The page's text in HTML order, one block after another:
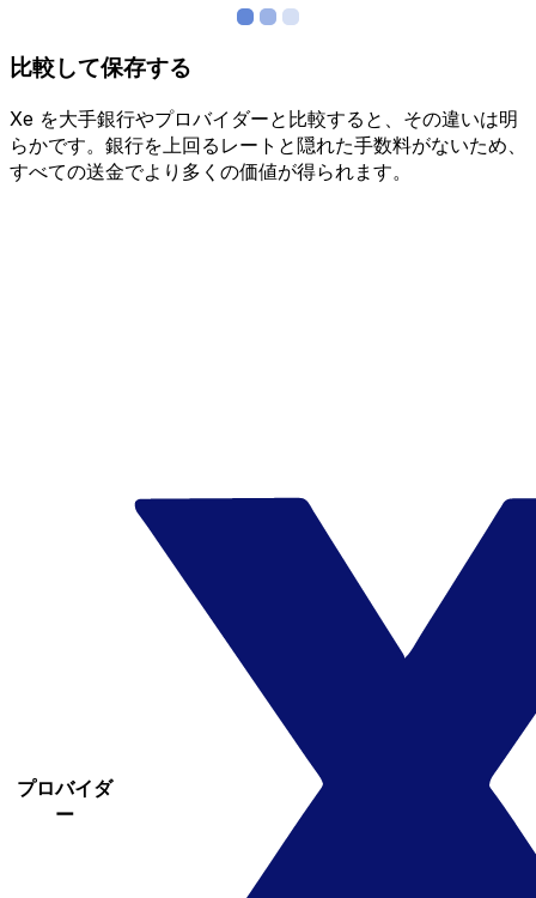
比較して保存する
Xe を大手銀行やプロバイダーと比較すると、その違いは明
らかです。銀行を上回るレートと隠れた手数料がないため、
すべての送金でより多くの価値が得られます。
プロバイダ
ー